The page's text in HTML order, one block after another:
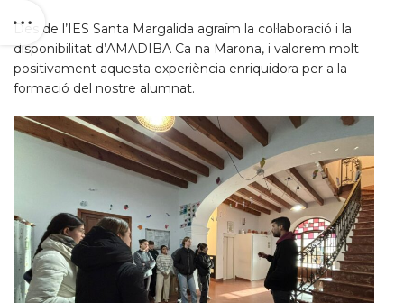
Des de l’IES Santa Margalida agraïm la col·laboració i la
disponibilitat d’AMADIBA Ca na Marona, i valorem molt
positivament aquesta experiència enriquidora per a la
formació del nostre alumnat.